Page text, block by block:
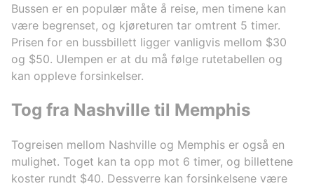
Bussen er en populær måte å reise, men timene kan
være begrenset, og kjøreturen tar omtrent 5 timer.
Prisen for en bussbillett ligger vanligvis mellom $30
og $50. Ulempen er at du må følge rutetabellen og
kan oppleve forsinkelser.
Tog fra Nashville til Memphis
Togreisen mellom Nashville og Memphis er også en
mulighet. Toget kan ta opp mot 6 timer, og billettene
koster rundt $40. Dessverre kan forsinkelsene være